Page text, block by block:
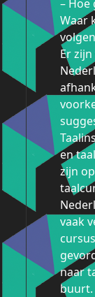
– Hoe
Waar
Er
en
zijn
vaak
naar
buurt.